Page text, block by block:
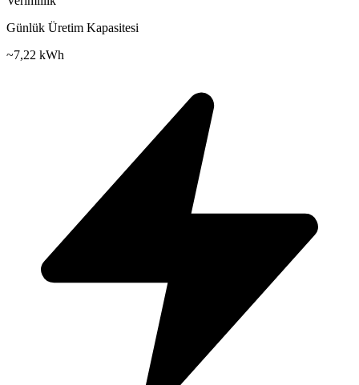
Günlük Üretim Kapasitesi
~7,22 kWh